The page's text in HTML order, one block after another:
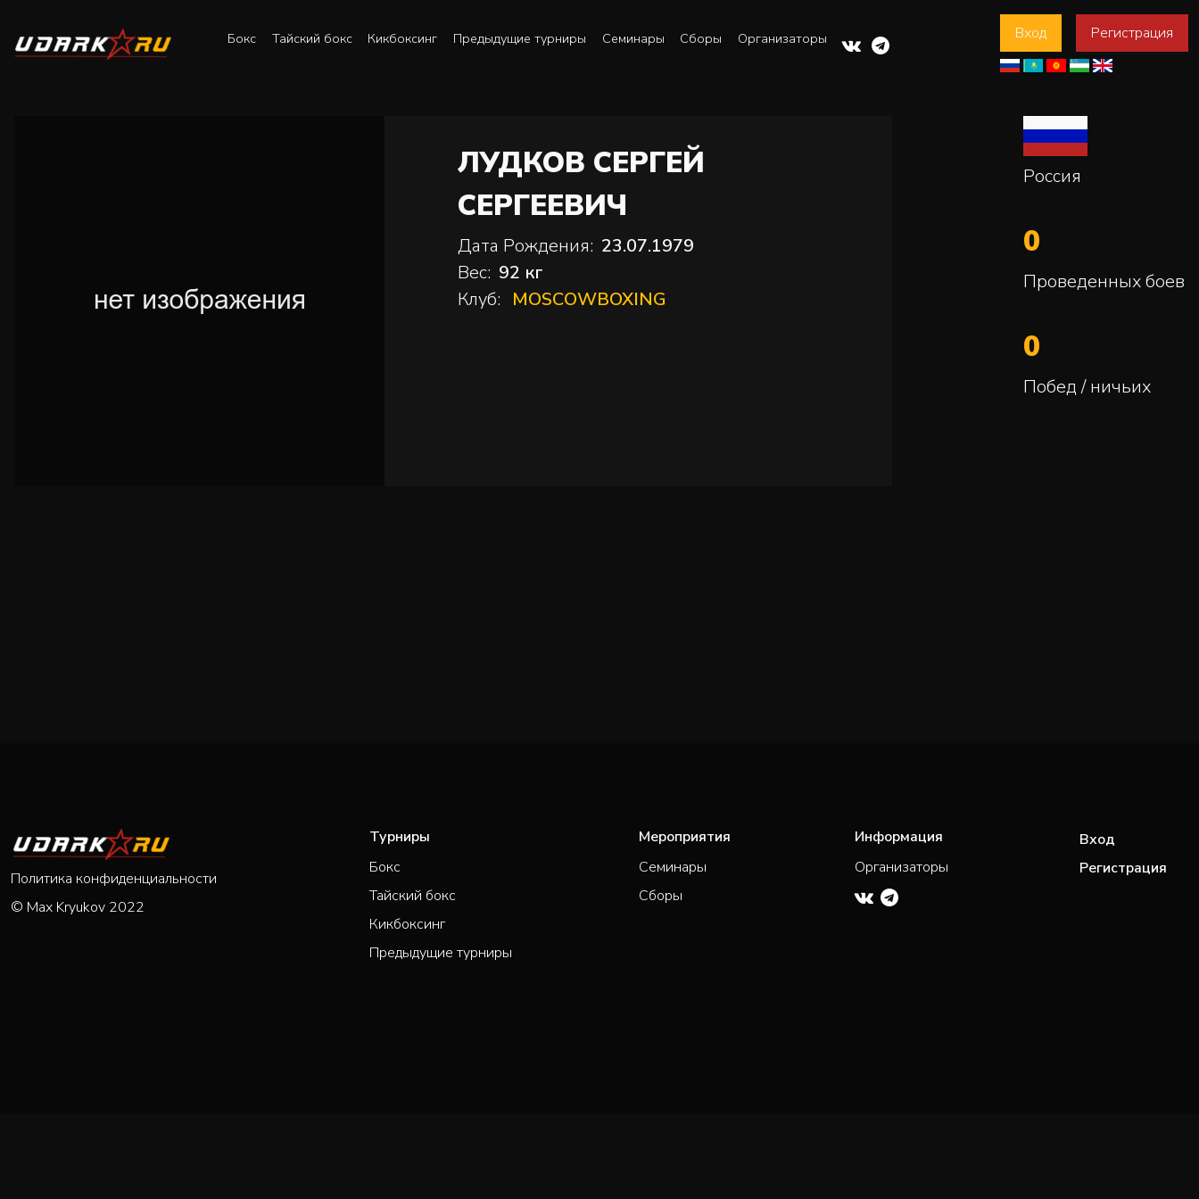
Бокс Тайский бокс Кикбоксинг Предыдущие турниры Семинары Сборы Организаторы Вход Регистрация
ЛУДКОВ СЕРГЕЙ
СЕРГЕЕВИЧ
Дата Рождения: 23.07.1979
Вес: 92 кг
Клуб: MOSCOWBOXING
Россия
0
Проведенных боев
0
Побед / ничьих
Политика конфиденциальности
© Max Kryukov 2022
Турниры
Бокс
Тайский бокс
Кикбоксинг
Предыдущие турниры
Мероприятия
Семинары
Сборы
Информация
Организаторы
Вход
Регистрация